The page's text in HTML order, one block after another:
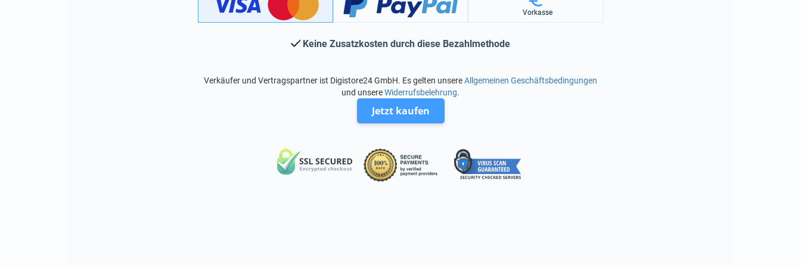
Vorkasse
Keine Zusatzkosten durch diese Bezahlmethode
Verkäufer und Vertragspartner ist Digistore24 GmbH. Es gelten unsereAllgemeinen Geschäftsbedingungen
und unsereWiderrufsbelehrung.
Jetzt kaufen